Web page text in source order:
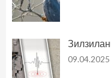
09.04.2025